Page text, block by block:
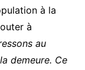
à la
à
au
demeure. Ce